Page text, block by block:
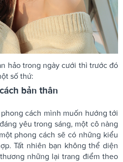
hảo trong ngày cưới thì trước đó
số thứ:
bản thân
cách mình muốn hướng tới
yêu trong sáng, một cô nàng
phong cách sẽ có những kiểu
Tất nhiên bạn không thể diện
những lại trang điểm theo